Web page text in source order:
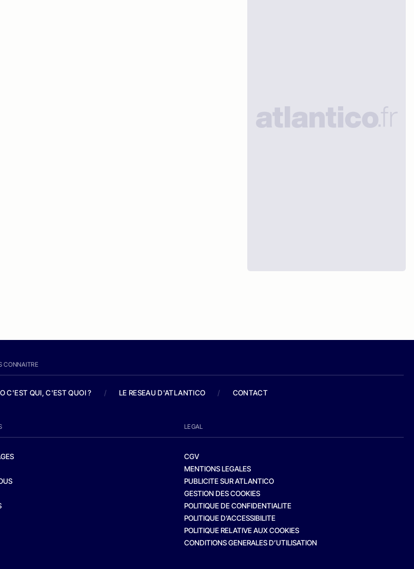
CONNAITRE
C'EST QUI, C'EST QUOI ? / LE RESEAU D'ATLANTICO / CONTACT
LEGAL
CGV
MENTIONS LEGALES
PUBLICITE SUR ATLANTICO
GESTION DES COOKIES
POLITIQUE DE CONFIDENTIALITE
POLITIQUE D’ACCESSIBILITE
POLITIQUE RELATIVE AUX COOKIES
CONDITIONS GENERALES D’UTILISATION